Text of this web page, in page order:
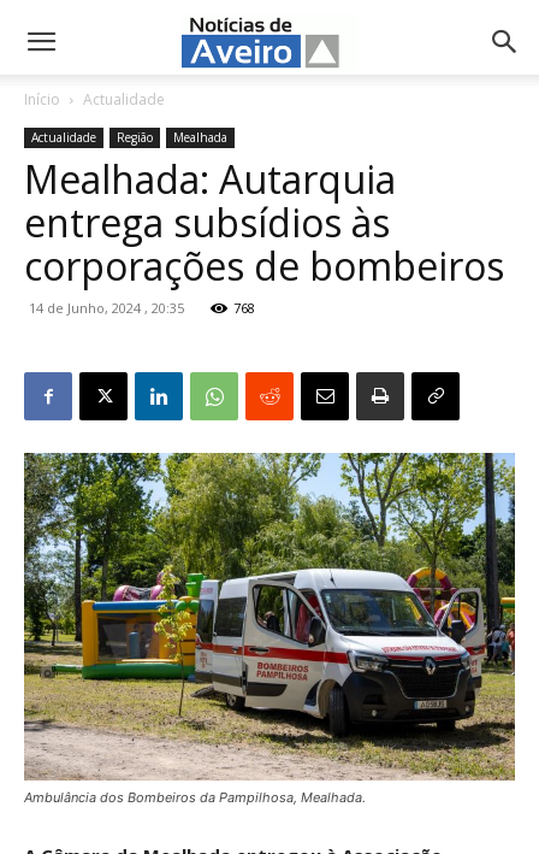
NotíciasdeAveiro.pt
Início Actualidade
Actualidade Região Mealhada
Mealhada: Autarquia
entrega subsídios às
corporações de bombeiros
14 de Junho, 2024 , 20:35 768
Ambulância dos Bombeiros da Pampilhosa, Mealhada.